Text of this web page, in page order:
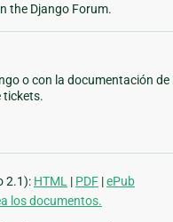
the Django Forum.
o con la documentación de
tickets.
2.1): HTML | PDF |ePub
los documentos.